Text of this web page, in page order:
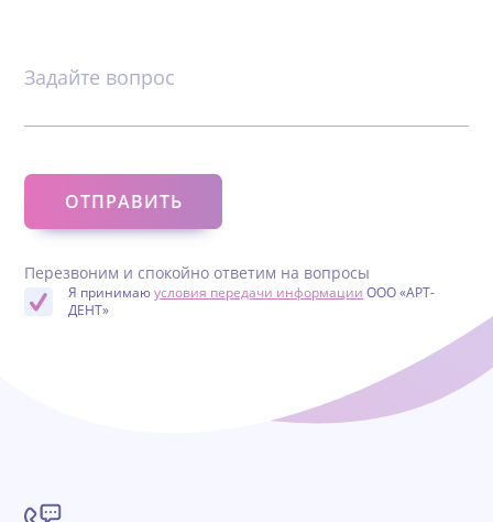
Задайте вопрос
Перезвоним и спокойно ответим на вопросы
Я принимаюусловия передачи информации ООО «АРТ-
ДЕНТ»